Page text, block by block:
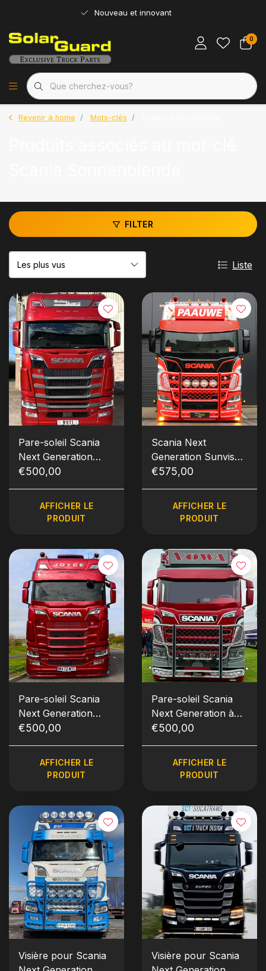
Nouveau et innovant
0
Revenir à home Mots-clés
FILTER
Liste
Pare-soleil Scania
Next Generation
Type 2
€500,00
AFFICHER LE
PRODUIT
Scania Next
Generation Sunvisor
5 Round Bottom
€575,00
AFFICHER LE
PRODUIT
Pare-soleil Scania
Next Generation
avec ligne
€500,00
AFFICHER LE
PRODUIT
Pare-soleil Scania
Next Generation à
bord incurvé
€500,00
AFFICHER LE
PRODUIT
Visière pour Scania
Visière pour Scania